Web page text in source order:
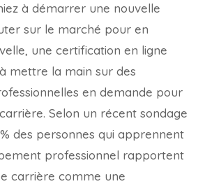
à démarrer une nouvelle
sur le marché pour en
une certification en ligne
mettre la main sur des
en demande pour
Selon un récent sondage
des personnes qui apprennent
professionnel rapportent
carrière comme une